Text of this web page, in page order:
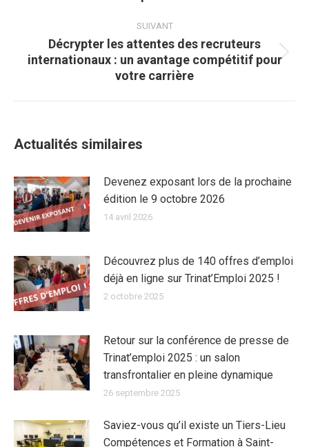
SUIVANT
Article
suivant
Décrypter les attentes des recruteurs
internationaux : un avantage compétitif pour
votre carrière
Actualités similaires
Devenez exposant lors de la prochaine
édition le 9 octobre 2026
14 avril 2026
Découvrez plus de 140 offres d’emploi
déjà en ligne sur Trinat’Emploi 2025 !
2 octobre 2025
Retour sur la conférence de presse de
Trinat’emploi 2025 : un salon
transfrontalier en pleine dynamique
26 septembre 2025
Saviez-vous qu’il existe un Tiers-Lieu
Compétences et Formation à Saint-